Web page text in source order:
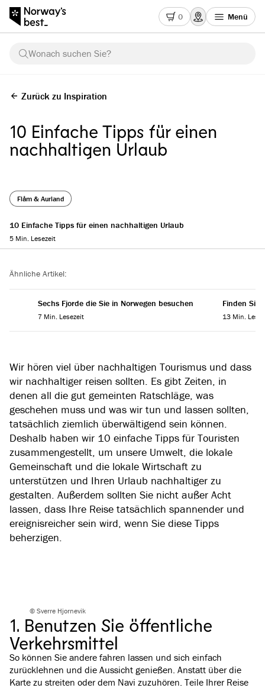
0 Menü
Wonach suchen Sie?
Zurück zu Inspiration
10 Einfache Tipps für einen
nachhaltigen Urlaub
Flåm & Aurland
10 Einfache Tipps für einen nachhaltigen Urlaub
5 Min. Lesezeit
Ähnliche Artikel:
Sechs Fjorde die Sie in Norwegen besuchen
7 Min. Lesezeit
Finden Sie
13 Min.
Wir hören viel über nachhaltigen Tourismus und dass
wir nachhaltiger reisen sollten. Es gibt Zeiten, in
denen all die gut gemeinten Ratschläge, was
geschehen muss und was wir tun und lassen sollten,
tatsächlich ziemlich überwältigend sein können.
Deshalb haben wir 10 einfache Tipps für Touristen
zusammengestellt, um unsere Umwelt, die lokale
Gemeinschaft und die lokale Wirtschaft zu
unterstützen und Ihren Urlaub nachhaltiger zu
gestalten. Außerdem sollten Sie nicht außer Acht
lassen, dass Ihre Reise tatsächlich spannender und
ereignisreicher sein wird, wenn Sie diese Tipps
beherzigen.
© Sverre Hjornevik
1. Benutzen Sie öffentliche
Verkehrsmittel
So können Sie andere fahren lassen und sich einfach
zurücklehnen und die Aussicht genießen. Anstatt über die
Karte zu streiten oder dem Navi zuzuhören. Teile Ihrer Reise